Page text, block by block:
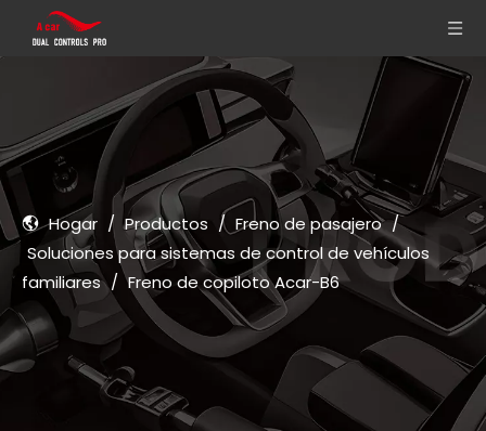
Hogar / Productos / Freno de pasajero /
Soluciones para sistemas de control de vehículos
familiares / Freno de copiloto Acar-B6